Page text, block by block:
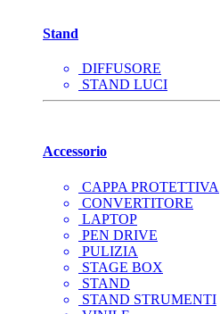
Stand
DIFFUSORE
STAND LUCI
Accessorio
CAPPA PROTETTIVA
CONVERTITORE
LAPTOP
PEN DRIVE
PULIZIA
STAGE BOX
STAND
STAND STRUMENTI